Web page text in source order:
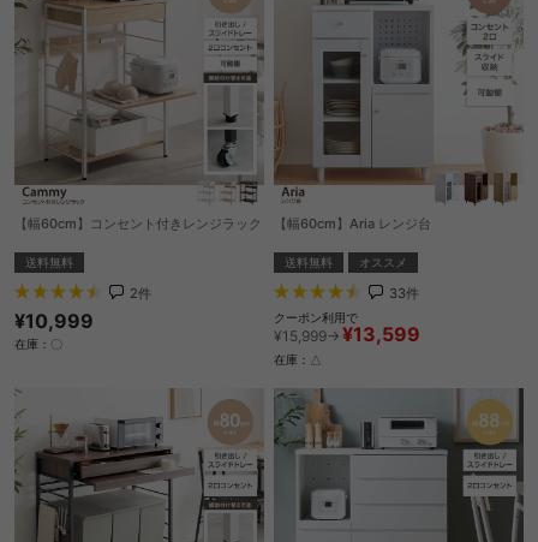
【幅60cm】コンセント付きレンジラック
送料無料
2件
¥10,999
在庫：〇
【幅60cm】Aria レンジ台
送料無料 オススメ
33件
クーポン利用で
¥15,999→ ¥13,599
在庫：△